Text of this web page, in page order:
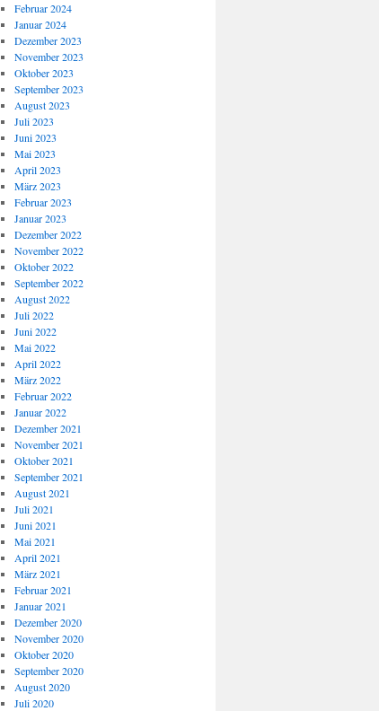
Februar 2024
Januar 2024
Dezember 2023
November 2023
Oktober 2023
September 2023
August 2023
Juli 2023
Juni 2023
Mai 2023
April 2023
März 2023
Februar 2023
Januar 2023
Dezember 2022
November 2022
Oktober 2022
September 2022
August 2022
Juli 2022
Juni 2022
Mai 2022
April 2022
März 2022
Februar 2022
Januar 2022
Dezember 2021
November 2021
Oktober 2021
September 2021
August 2021
Juli 2021
Juni 2021
Mai 2021
April 2021
März 2021
Februar 2021
Januar 2021
Dezember 2020
November 2020
Oktober 2020
September 2020
August 2020
Juli 2020